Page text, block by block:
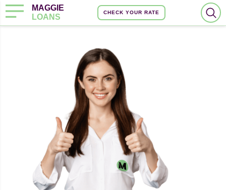
MAGGIE
LOANS
CHECK YOUR RATE